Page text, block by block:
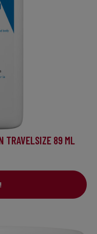
TRAVELSIZE 89 ML